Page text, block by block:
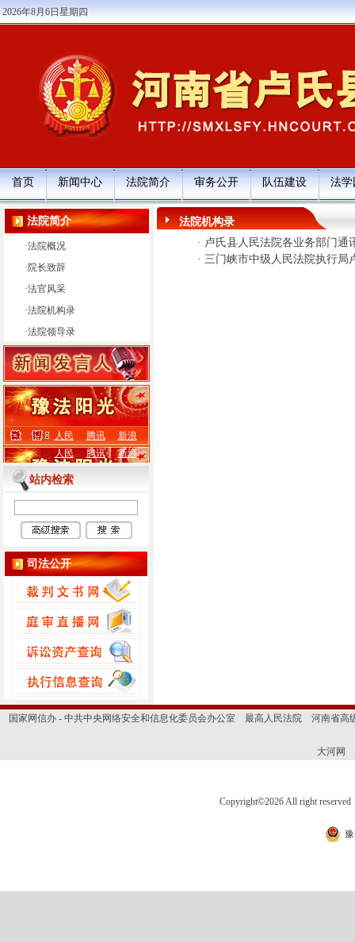
2026年8月6日星期四
首页 新闻中心 法院简介 审务公开 队伍建设 法学
法院简介
·法院概况
·院长致辞
·法官风采
·法院机构录
·法院领导录
人民 腾讯
新浪
人民
腾讯 新浪
站内检索
司法公开
法院机构录
· 卢氏县人民法院各业务部门通
· 三门峡市中级人民法院执行局
国家网信办 - 中共中央网络安全和信息化委员会办公室 最高人民法院 河南省高
大河网
Copyright©2026 All right